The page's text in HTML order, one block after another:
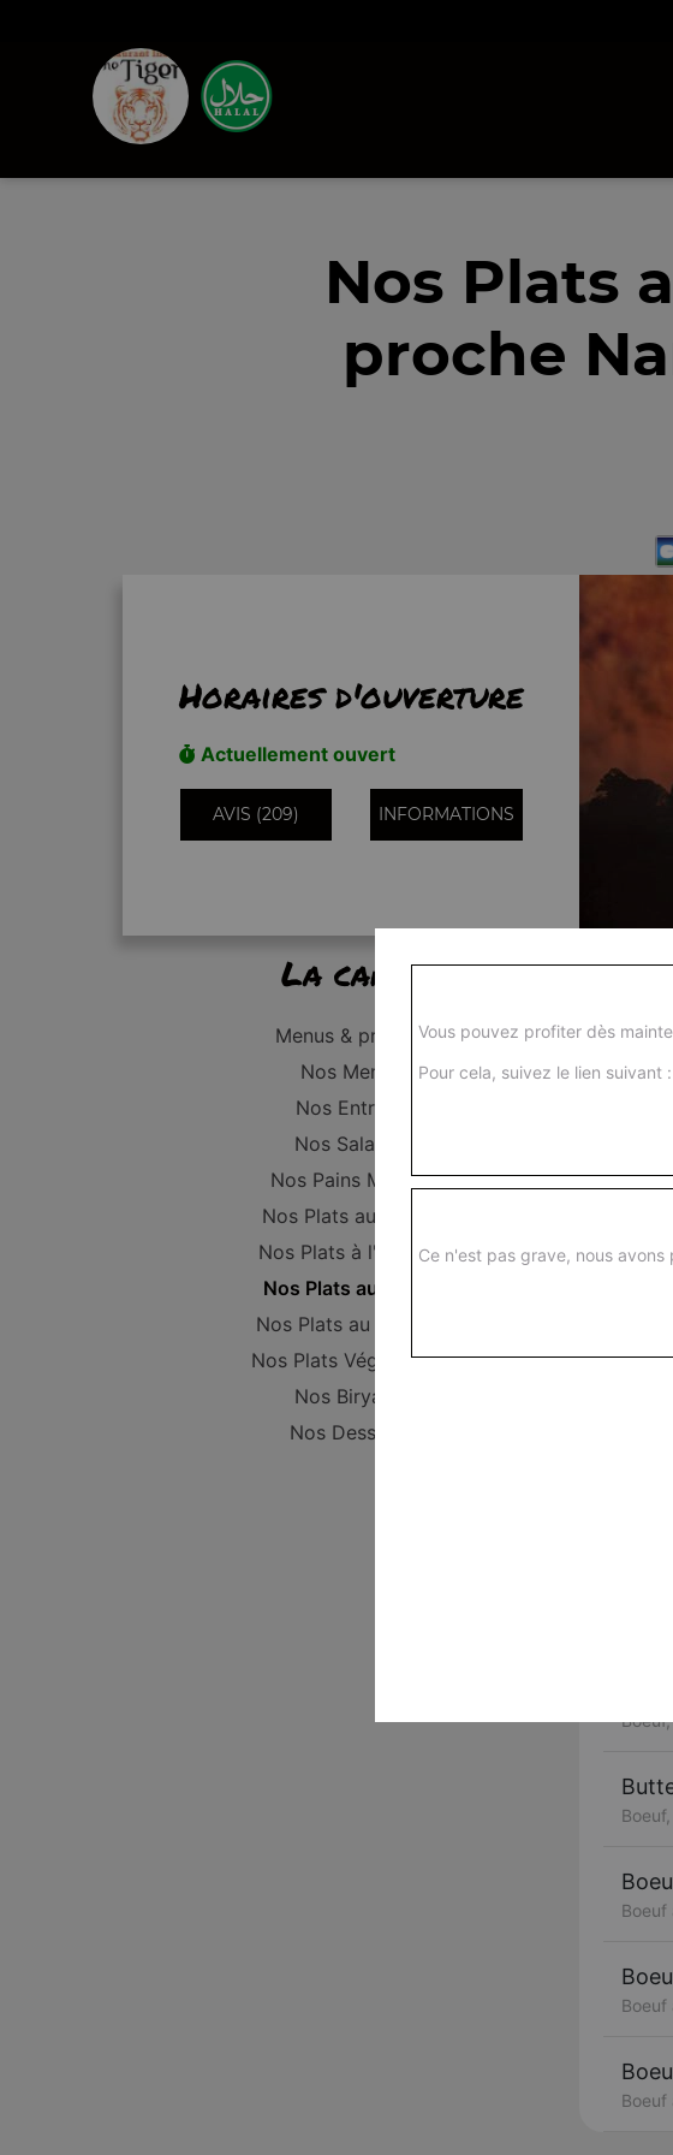
Nos Plats
proche
Horaires d'ouverture
Actuellement ouvert
AVIS (209) INFORMATIONS
La carte
Menus & promos
Nos Menus
Nos Entrées
Nos Salades
Nos Pains Maison
Nos Plats au poulet
Nos Plats à l'Agneau
Nos Plats au Boeuf
Nos Plats au Poisson
Nos Plats Végétariens
Nos Biryanis
Nos Desserts
Boeuf
Boeuf
Boeuf
Vous pouvez profiter dès
Pour cela, suivez le lien suivant :
Ce n'est pas grave, nous